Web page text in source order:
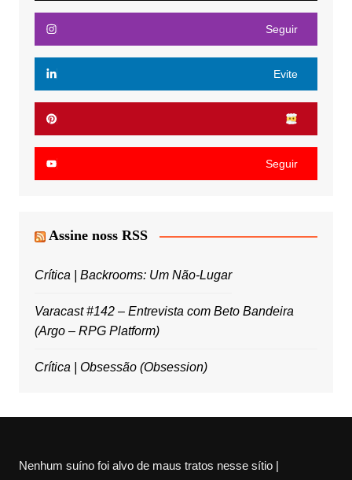
Seguir
Evite
Seguir
Assine noss RSS
Crítica | Backrooms: Um Não-Lugar
Varacast #142 – Entrevista com Beto Bandeira
(Argo – RPG Platform)
Crítica | Obsessão (Obsession)
Nenhum suíno foi alvo de maus tratos nesse sítio |